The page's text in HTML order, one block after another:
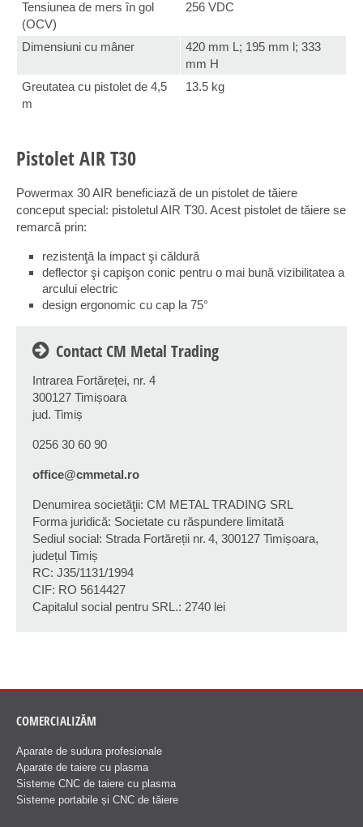
Tensiunea de mers în gol
(OCV)
256 VDC
Dimensiuni cu mâner
420 mm L; 195 mm l; 333
mm H
Greutatea cu pistolet de 4,5
m
13.5 kg
Pistolet AIR T30
Powermax 30 AIR beneficiază de un pistolet de tăiere
conceput special: pistoletul AIR T30. Acest pistolet de tăiere se
remarcă prin:
rezistenţă la impact şi căldură
deflector şi capişon conic pentru o mai bună vizibilitatea a
arcului electric
design ergonomic cu cap la 75°
Contact CM Metal Trading
Intrarea Fortăreței, nr. 4
300127 Timișoara
jud. Timiș
0256 30 60 90
office@cmmetal.ro
Denumirea societăţii: CM METAL TRADING SRL
Forma juridică: Societate cu răspundere limitată
Sediul social: Strada Fortăreții nr. 4, 300127 Timișoara,
județul Timiș
RC: J35/1131/1994
CIF: RO 5614427
Capitalul social pentru SRL.: 2740 lei
COMERCIALIZĂM
Aparate de sudura profesionale
Aparate de taiere cu plasma
Sisteme CNC de taiere cu plasma
Sisteme portabile și CNC de tăiere